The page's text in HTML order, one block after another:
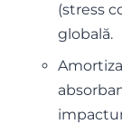
(stress
globală.